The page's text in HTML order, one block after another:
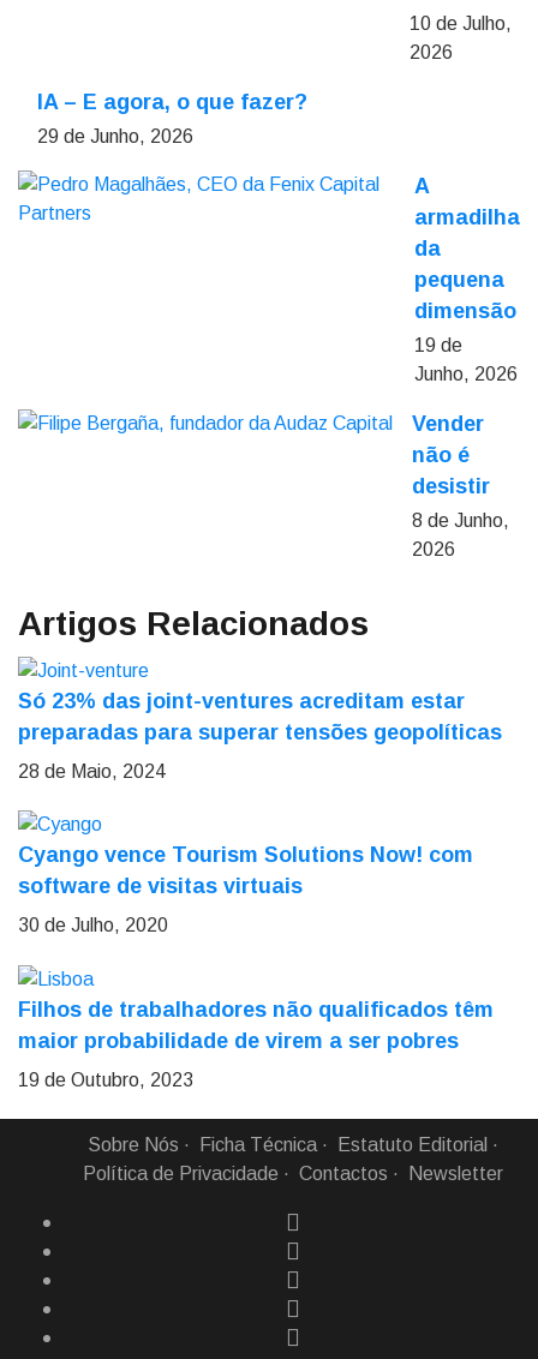
10 de Julho,
2026
IA – E agora, o que fazer?
29 de Junho, 2026
A
armadilha
da
pequena
dimensão
19 de
Junho, 2026
Vender
não é
desistir
8 de Junho,
2026
Artigos Relacionados
Só 23% das joint-ventures acreditam estar
preparadas para superar tensões geopolíticas
28 de Maio, 2024
Cyango vence Tourism Solutions Now! com
software de visitas virtuais
30 de Julho, 2020
Filhos de trabalhadores não qualificados têm
maior probabilidade de virem a ser pobres
19 de Outubro, 2023
Sobre Nós Ficha Técnica
Estatuto Editorial
Política de Privacidade
Contactos Newsletter